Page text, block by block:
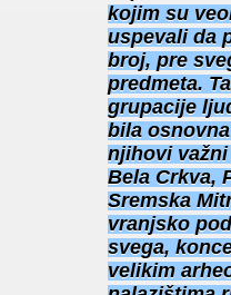
kojim su
uspevali da
broj, pre
predmeta.
grupacije
bila
njihovi
Bela Crkva,
Sremska
vranjsko
svega,
velikim